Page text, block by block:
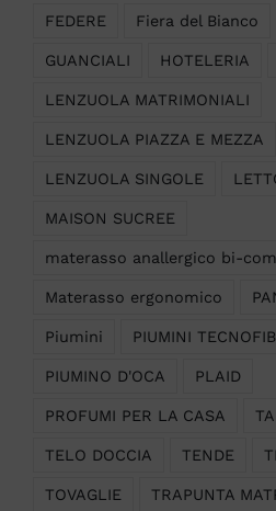
FEDERE Fiera del Bianco
GUANCIALI HOTELERIA
LENZUOLA MATRIMONIALI
LENZUOLA PIAZZA E MEZZA
LENZUOLA SINGOLE
MAISON SUCREE
materasso anallergico bi-
Materasso ergonomico
Piumini PIUMINI
PIUMINO D'OCA PLAID
PROFUMI PER LA CASA
TELO DOCCIA TENDE
TOVAGLIE TRAPUNTA